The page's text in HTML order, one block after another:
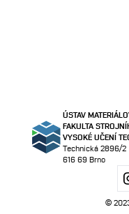
ÚSTAV
FAKULTA
VYSOKÉ UČENÍ
Technická 2896/2
616 69 Brno
©